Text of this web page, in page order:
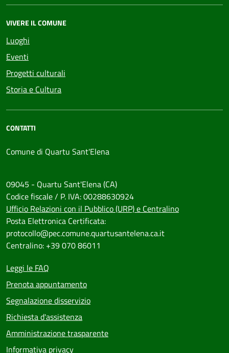
VIVERE IL COMUNE
Luoghi
Eventi
Progetti culturali
Storia e Cultura
CONTATTI
Comune di Quartu Sant'Elena
09045 - Quartu Sant'Elena (CA)
Codice fiscale / P. IVA: 00288630924
Ufficio Relazioni con il Pubblico (URP) e Centralino
Posta Elettronica Certificata:
protocollo@pec.comune.quartusantelena.ca.it
Centralino: +39 070 86011
Leggi le FAQ
Prenota appuntamento
Segnalazione disservizio
Richiesta d'assistenza
Amministrazione trasparente
Informativa privacy